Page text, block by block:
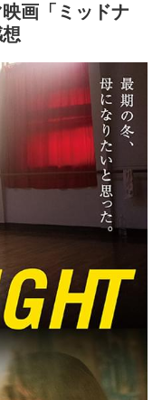
画「ミッドナ